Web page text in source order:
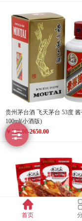
首页
贵州茅台酒 飞天茅台 53度
100ml(小酒版)
￥520.00-2650.00
站点完善中，有问题联系客服
18994374050